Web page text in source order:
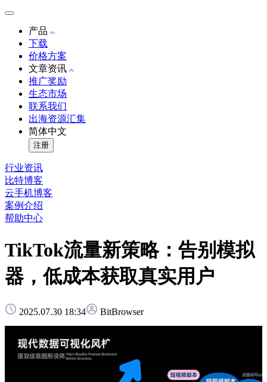
产品
下载
价格方案
文章资讯
推广奖励
生态市场
联系我们
出海资源汇集
简体中文
注册
行业资讯
比特博客
云手机博客
案例介绍
帮助中心
TikTok流量新策略：告别模拟
器，低成本获取真实用户
2025.07.30 18:34 BitBrowser